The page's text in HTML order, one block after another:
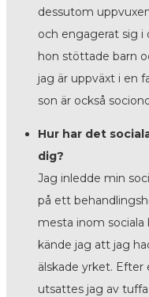
dessutom
och engagerat sig i
hon stöttade barn
jag är uppväxt i en
son är också
Hur har det
dig?
Jag inledde min
på ett
mesta inom
kände jag att jag
älskade yrket.
utsattes jag av